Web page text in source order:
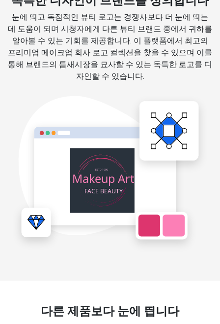
눈에 띄고 독점적인 뷰티 로고는 경쟁사보다 더 눈에 띄는
데 도움이 되며 시청자에게 다른 뷰티 브랜드 중에서 귀하를
알아볼 수 있는 기회를 제공합니다. 이 플랫폼에서 최고의
프리미엄 메이크업 회사 로고 컬렉션을 찾을 수 있으며 이를
통해 브랜드의 틈새시장을 묘사할 수 있는 독특한 로고를 디
자인할 수 있습니다.
다른 제품보다 눈에 띕니다